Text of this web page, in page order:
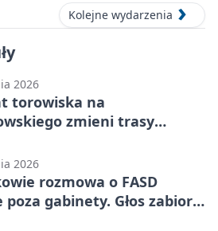
Kolejne wydarzenia
2026
torowiska na
zmieni trasy
2026
rozmowa o FASD
poza gabinety. Głos zabiorą